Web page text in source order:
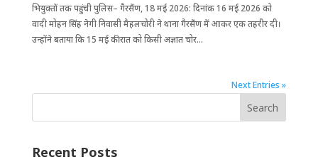
भियुक्तों तक पहुंची पुलिस– गैरसैंण, 18 मई 2026: दिनांक 16 मई 2026 को
वादी मोहन सिंह नेगी निवासी मैहलचोरी ने थाना गैरसैंण में आकर एक तहरीर दी।
उन्होंने बताया कि 15 मई की रात को किसी अज्ञात चोर...
Next Entries »
Recent Posts